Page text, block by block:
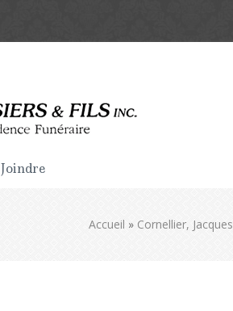
Accueil » Cornellier, Jacques